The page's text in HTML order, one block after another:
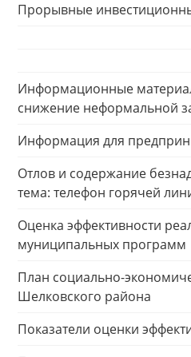
Прорывные
Информационные
снижение неформальной
Информация для
Отлов и содержание
тема: телефон горячей
Оценка эффективности
муниципальных программ
План социально-
Шелковского района
Показатели оценки